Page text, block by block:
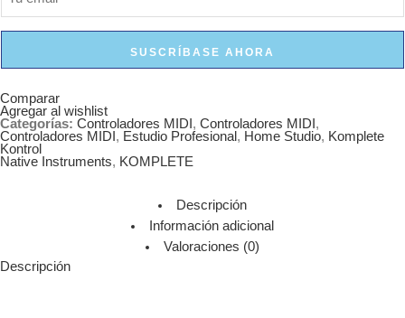
SUSCRÍBASE AHORA
Comparar
Agregar al wishlist
Categorías: Controladores MIDI , Controladores MIDI ,
Controladores MIDI , Estudio Profesional , Home Studio, Komplete
Kontrol
Native Instruments, KOMPLETE
Descripción
Información adicional
Valoraciones (0)
Descripción